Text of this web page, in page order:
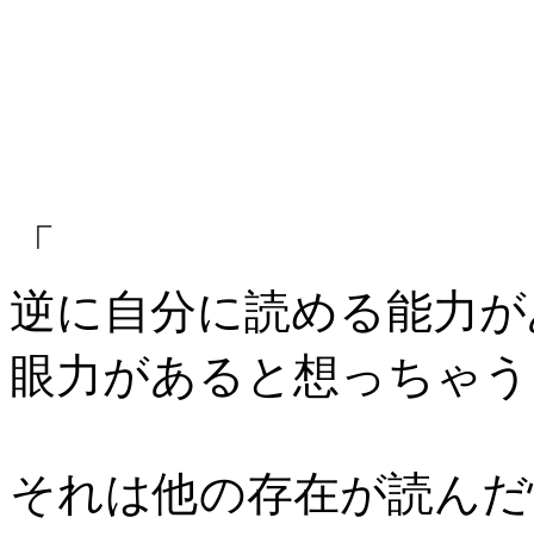
「
逆に自分に読める能力
眼力があると想っちゃ
それは他の存在が読ん